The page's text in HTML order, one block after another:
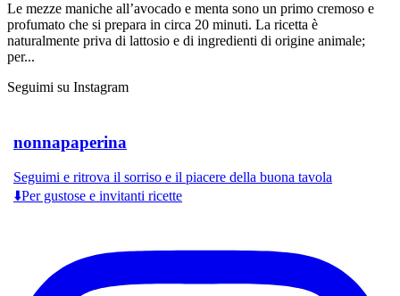
Le mezze maniche all’avocado e menta sono un primo cremoso e
profumato che si prepara in circa 20 minuti. La ricetta è
naturalmente priva di lattosio e di ingredienti di origine animale;
per...
Seguimi su Instagram
nonnapaperina
Seguimi e ritrova il sorriso e il piacere della buona tavola
⬇️Per gustose e invitanti ricette